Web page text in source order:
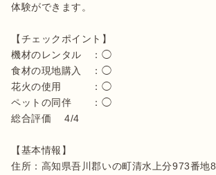
体験ができます。
【チェックポイント】
機材のレンタル　：◯
食材の現地購入　：◯
花火の使用　　　：◯
ペットの同伴　　：◯
総合評価 　4/4
【基本情報】
住所：高知県吾川郡いの町清水上分973番地8